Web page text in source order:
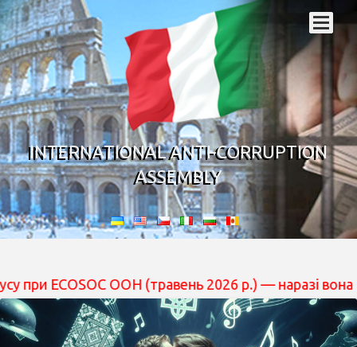
INTERNATIONAL ANTI-CORRUPTION
ASSEMBLY
ECOSOC ООН (травень 2026 р.) — наразі вона